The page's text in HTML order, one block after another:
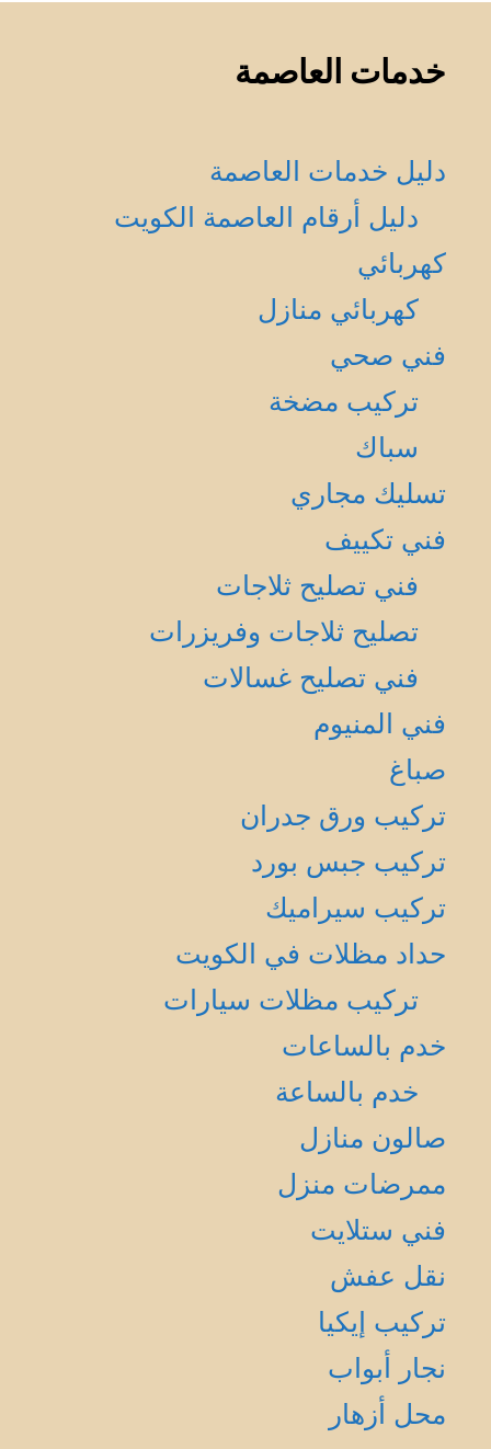
خدمات العاصمة
دليل خدمات العاصمة
دليل أرقام العاصمة الكويت
كهربائي
كهربائي منازل
فني صحي
تركيب مضخة
سباك
تسليك مجاري
فني تكييف
فني تصليح ثلاجات
تصليح ثلاجات وفريزرات
فني تصليح غسالات
فني المنيوم
صباغ
تركيب ورق جدران
تركيب جبس بورد
تركيب سيراميك
حداد مظلات في الكويت
تركيب مظلات سيارات
خدم بالساعات
خدم بالساعة
صالون منازل
ممرضات منزل
فني ستلايت
نقل عفش
تركيب إيكيا
نجار أبواب
محل أزهار